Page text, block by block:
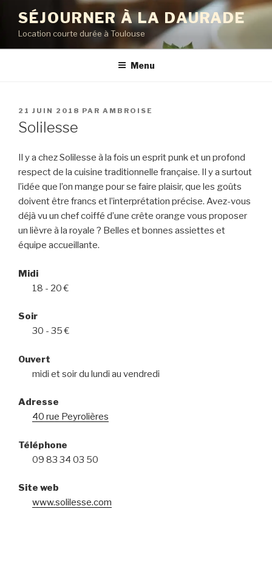
contenu
principal
SÉJOURNER À LA DAURADE
Location courte durée à Toulouse
Menu
PUBLIÉ
LE
21 JUIN 2018 PAR AMBROISE
Solilesse
Il y a chez Solilesse à la fois un esprit punk et un profond
respect de la cuisine traditionnelle française. Il y a surtout
l’idée que l’on mange pour se faire plaisir, que les goûts
doivent être francs et l’interprétation précise. Avez-vous
déjà vu un chef coiffé d’une crête orange vous proposer
un lièvre à la royale ? Belles et bonnes assiettes et
équipe accueillante.
Midi
18 - 20 €
Soir
30 - 35 €
Ouvert
midi et soir du lundi au vendredi
Adresse
40 rue Peyrolières
Téléphone
09 83 34 03 50
Site web
www.solilesse.com